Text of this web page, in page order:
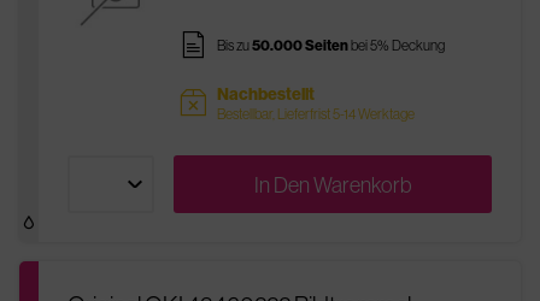
pages Bis zu50.000 Seitenbei 5% Deckung
sold Nachbestellt
Bestellbar, Lieferfrist 5-14 Werktage
In DenWarenkorb